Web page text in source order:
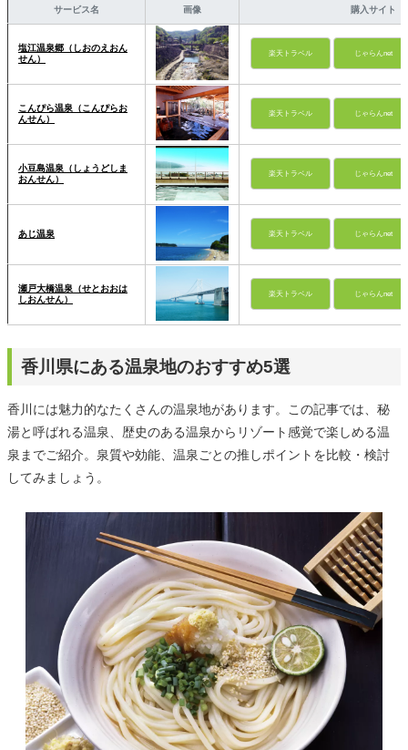
サービス名 画像 購入サイト
塩江温泉郷（しおのえおん
せん）
楽天トラベル じゃらんnet
こんぴら温泉（こんぴらお
んせん）
楽天トラベル じゃらんnet
小豆島温泉（しょうどしま
おんせん）
楽天トラベル じゃらんnet
あじ温泉 楽天トラベル じゃらんnet
瀬戸大橋温泉（せとおおは
しおんせん）
楽天トラベル じゃらんnet
香川県にある温泉地のおすすめ5選
香川には魅力的なたくさんの温泉地があります。この記事では、秘
湯と呼ばれる温泉、歴史のある温泉からリゾート感覚で楽しめる温
泉までご紹介。泉質や効能、温泉ごとの推しポイントを比較・検討
してみましょう。